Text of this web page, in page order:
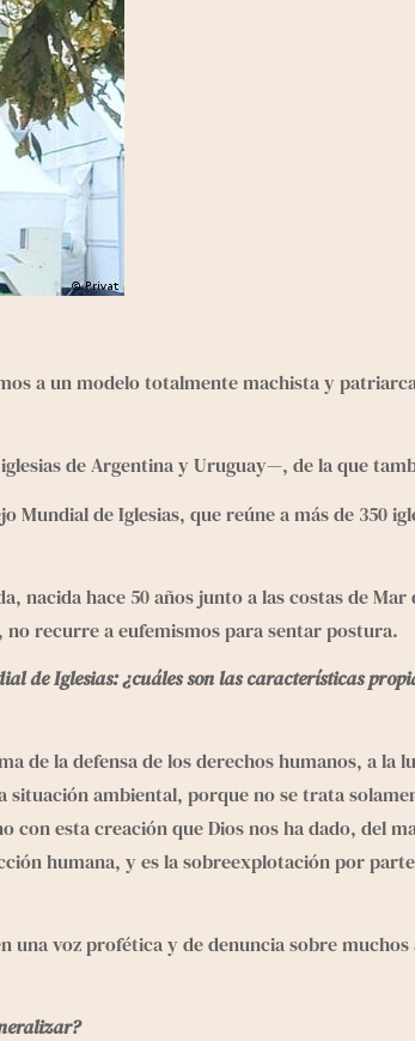
a un modelo totalmente machista y
de Argentina y Uruguay—, de la que
Mundial de Iglesias, que reúne a más de 350
hace 50 años junto a las costas de
recurre a eufemismos para sentar postura.
de Iglesias: ¿cuáles son las características
de la defensa de los derechos humanos, a la
ambiental, porque no se trata
esta creación que Dios nos ha dado, del
humana, y es la sobreexplotación por
una voz profética y de denuncia sobre